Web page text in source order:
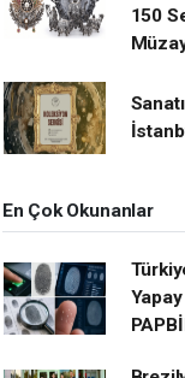
150
En Çok Okunanlar